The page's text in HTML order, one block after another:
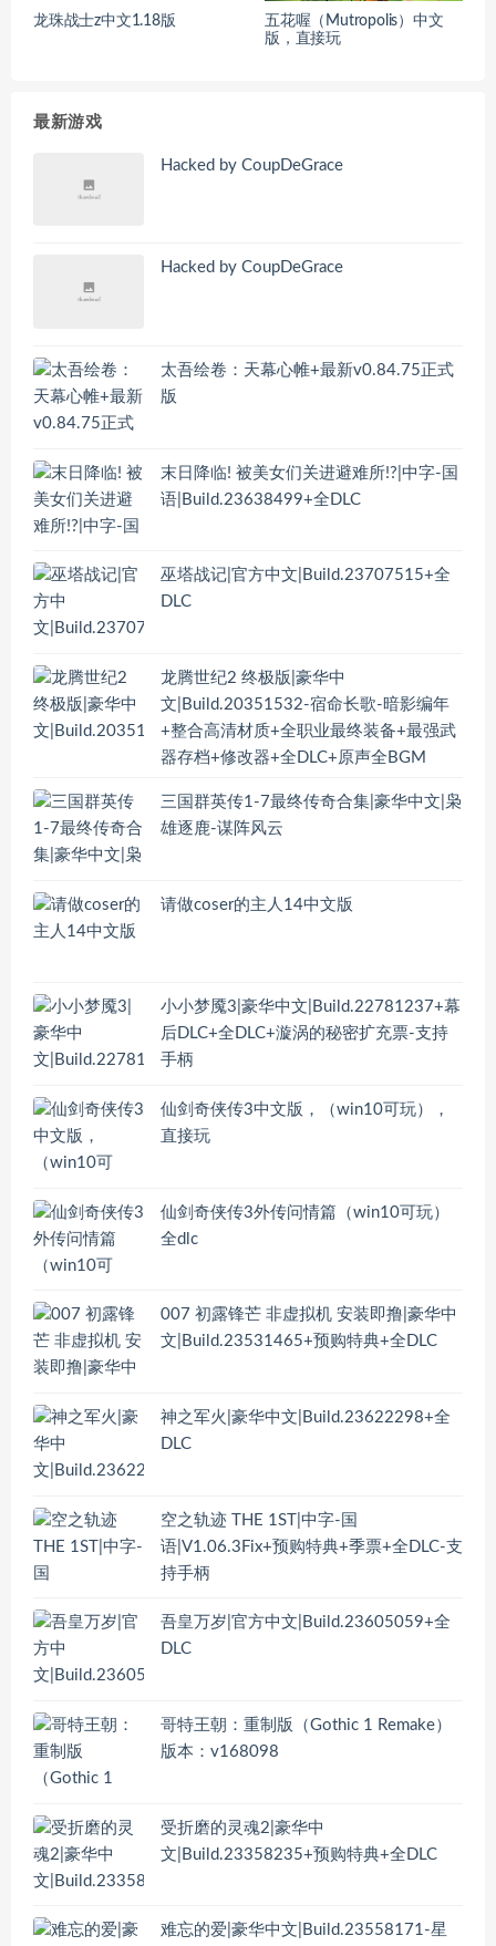
龙珠战士z中文1.18版
五花喔（Mutropolis）中文
版，直接玩
最新游戏
Hacked by CoupDeGrace
Hacked by CoupDeGrace
太吾绘卷：天幕心帷+最新v0.84.75正式
版
末日降临! 被美女们关进避难所!?|中字-国
语|Build.23638499+全DLC
巫塔战记|官方中文|Build.23707515+全
DLC
龙腾世纪2 终极版|豪华中
文|Build.20351532-宿命长歌-暗影编年
+整合高清材质+全职业最终装备+最强武
器存档+修改器+全DLC+原声全BGM
三国群英传1-7最终传奇合集|豪华中文|枭
雄逐鹿-谋阵风云
请做coser的主人14中文版
小小梦魇3|豪华中文|Build.22781237+幕
后DLC+全DLC+漩涡的秘密扩充票-支持
手柄
仙剑奇侠传3中文版，（win10可玩），
直接玩
仙剑奇侠传3外传问情篇（win10可玩）
全dlc
007 初露锋芒 非虚拟机 安装即撸|豪华中
文|Build.23531465+预购特典+全DLC
神之军火|豪华中文|Build.23622298+全
DLC
空之轨迹 THE 1ST|中字-国
语|V1.06.3Fix+预购特典+季票+全DLC-支
持手柄
吾皇万岁|官方中文|Build.23605059+全
DLC
哥特王朝：重制版（Gothic 1 Remake）
版本：v168098
受折磨的灵魂2|豪华中
文|Build.23358235+预购特典+全DLC
难忘的爱|豪华中文|Build.23558171-星